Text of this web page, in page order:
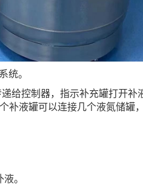
统。
控制器，指示补充罐打开补
补液罐可以连接几个液氮储罐
。